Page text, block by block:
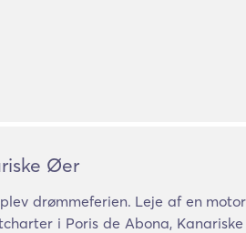
Øer
drømmeferien. Leje af en
i Poris de Abona,